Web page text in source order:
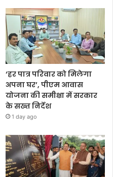
‘हर पात्र परिवार को मिलेगा
अपना घर’, पीएम आवास
योजना की समीक्षा में सरकार
के सख्त निर्देश
1 day ago